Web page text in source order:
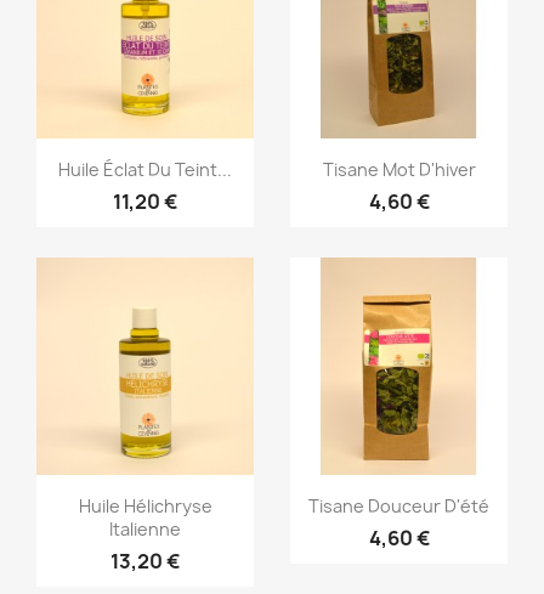
Aperçu rapide
Huile Éclat Du Teint...
11,20 €
Aperçu rapide
Tisane Mot D'hiver
4,60 €
Aperçu rapide
Huile Hélichryse
Italienne
13,20 €
Aperçu rapide
Tisane Douceur D'été
4,60 €